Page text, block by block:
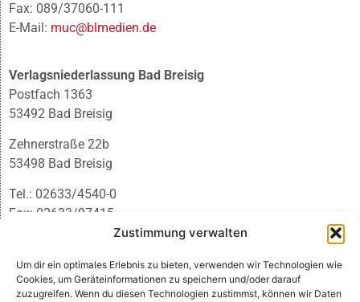
Zustimmung verwalten
Um dir ein optimales Erlebnis zu bieten, verwenden wir Technologien wie
Cookies, um Geräteinformationen zu speichern und/oder darauf
zuzugreifen. Wenn du diesen Technologien zustimmst, können wir Daten
Fax: 089/37060-111
E-Mail: muc@blmedien.de
Verlagsniederlassung Bad Breisig
Postfach 1363
53492 Bad Breisig
Zehnerstraße 22b
53498 Bad Breisig
Tel.: 02633/4540-0
Fax: 02633/97415
infobb@blmedien.de